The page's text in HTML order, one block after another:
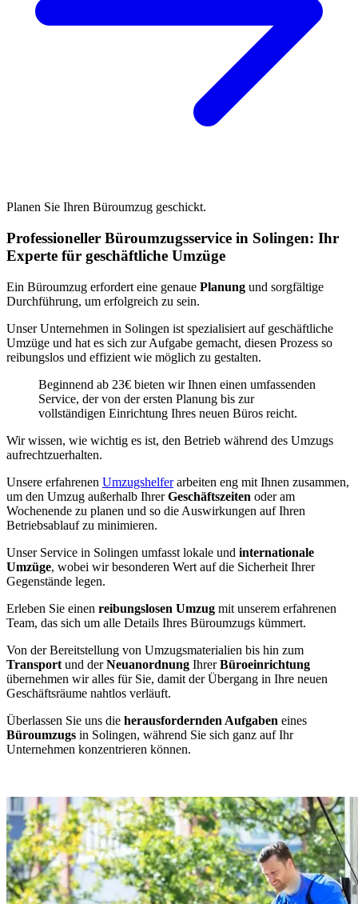
Planen Sie Ihren Büroumzug geschickt.
Professioneller Büroumzugsservice in Solingen: Ihr
Experte für geschäftliche Umzüge
Ein Büroumzug erfordert eine genaue Planung und sorgfältige
Durchführung, um erfolgreich zu sein.
Unser Unternehmen in Solingen ist spezialisiert auf geschäftliche
Umzüge und hat es sich zur Aufgabe gemacht, diesen Prozess so
reibungslos und effizient wie möglich zu gestalten.
Beginnend ab 23€ bieten wir Ihnen einen umfassenden
Service, der von der ersten Planung bis zur
vollständigen Einrichtung Ihres neuen Büros reicht.
Wir wissen, wie wichtig es ist, den Betrieb während des Umzugs
aufrechtzuerhalten.
Unsere erfahrenen Umzugshelferarbeiten eng mit Ihnen zusammen,
um den Umzug außerhalb IhrerGeschäftszeiten oder am
Wochenende zu planen und so die Auswirkungen auf Ihren
Betriebsablauf zu minimieren.
Unser Service in Solingen umfasst lokale und internationale
Umzüge, wobei wir besonderen Wert auf die Sicherheit Ihrer
Gegenstände legen.
Erleben Sie einen reibungslosen Umzug mit unserem erfahrenen
Team, das sich um alle Details Ihres Büroumzugs kümmert.
Von der Bereitstellung von Umzugsmaterialien bis hin zum
Transport und derNeuanordnung IhrerBüroeinrichtung
übernehmen wir alles für Sie, damit der Übergang in Ihre neuen
Geschäftsräume nahtlos verläuft.
Überlassen Sie uns die herausfordernden Aufgaben eines
Büroumzugs in Solingen, während Sie sich ganz auf Ihr
Unternehmen konzentrieren können.